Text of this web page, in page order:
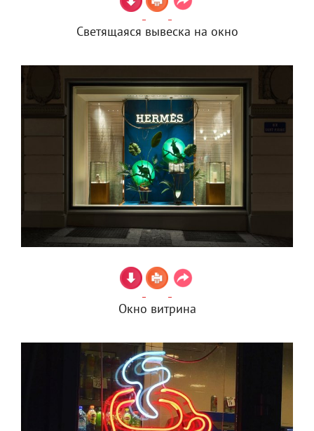
Светящаяся вывеска на окно
Окно витрина